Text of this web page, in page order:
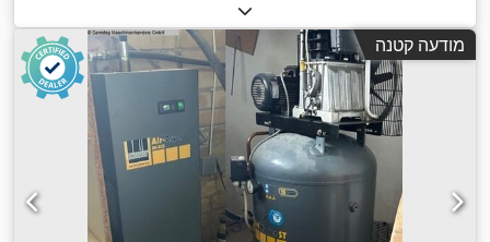
מודעה קטנה